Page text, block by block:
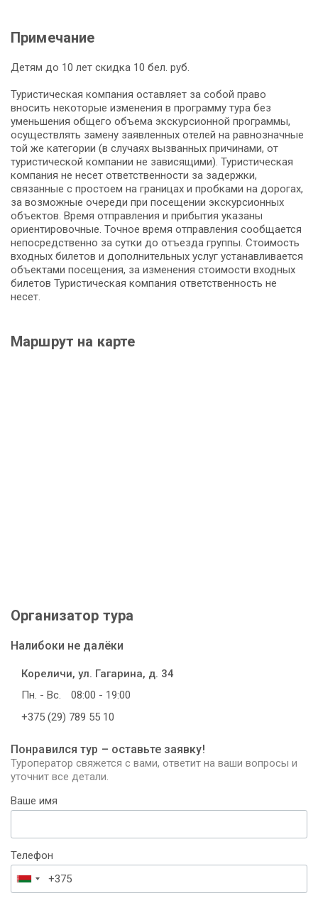
Примечание
Детям до 10 лет скидка 10 бел. руб.
Туристическая компания оставляет за собой право
вносить некоторые изменения в программу тура без
уменьшения общего объема экскурсионной программы,
осуществлять замену заявленных отелей на равнозначные
той же категории (в случаях вызванных причинами, от
туристической компании не зависящими). Туристическая
компания не несет ответственности за задержки,
связанные с простоем на границах и пробками на дорогах,
за возможные очереди при посещении экскурсионных
объектов. Время отправления и прибытия указаны
ориентировочные. Точное время отправления сообщается
непосредственно за сутки до отъезда группы. Стоимость
входных билетов и дополнительных услуг устанавливается
объектами посещения, за изменения стоимости входных
билетов Туристическая компания ответственность не
несет.
Маршрут на карте
Организатор тура
Налибоки не далёки
Кореличи, ул. Гагарина, д. 34
Пн. - Вс.
08:00 - 19:00
+375 (29) 789 55 10
Понравился тур – оставьте заявку!
Туроператор свяжется с вами, ответит на ваши вопросы и
уточнит все детали.
Ваше имя
Телефон
Беларусь
+375